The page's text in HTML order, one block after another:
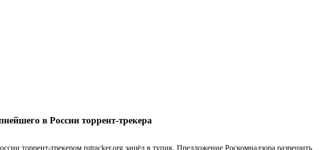
в России торрент-трекера
торрент-трекером rutracker.org зашёл в тупик. Предложение Роскомнадзора разрешить